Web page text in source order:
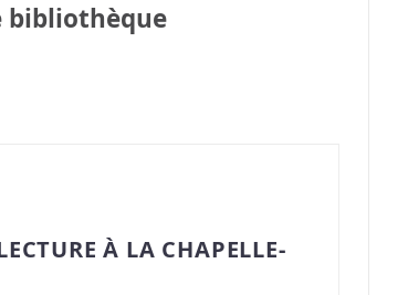
bibliothèque
À LA CHAPELLE-